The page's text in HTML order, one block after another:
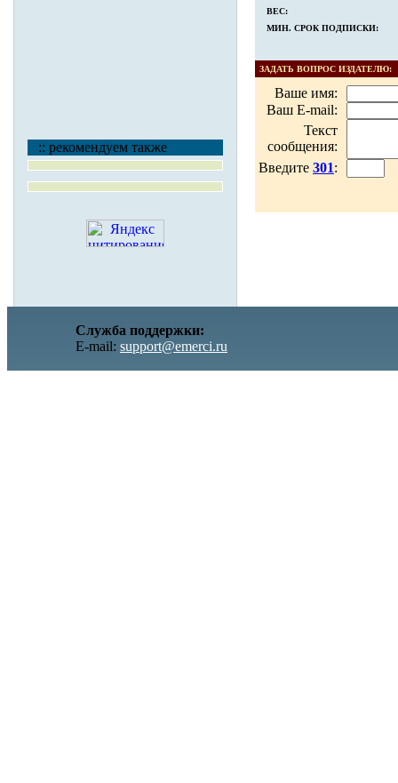
:: рекомендуем также
ВЕС:
МИН. СРОК ПОДПИСКИ:
ЗАДАТЬ ВОПРОС ИЗДАТЕЛЮ:
Ваше имя:
Ваш E-mail:
Текст
сообщения:
Введите 301:
Служба поддержки:
E-mail: support@emerci.ru